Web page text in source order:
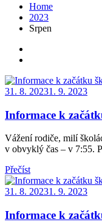
Home
2023
Srpen
Posted
31. 8. 20231. 9. 2023
Informace k
Vážení rodiče, milí
v obvyklý čas – v 7:55.
Přečíst
Posted
31. 8. 20231. 9. 2023
Informace k